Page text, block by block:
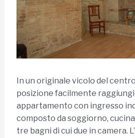
In un originale vicolo del
posizione facilmente
appartamento con ingresso
composto da soggiorno,
tre bagni di cui due in camera.